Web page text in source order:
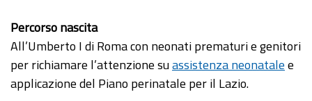
Percorso nascita
All’Umberto I di Roma con neonati prematuri e genitori
per richiamare l’attenzione suassistenza neonatalee
applicazione del Piano perinatale per il Lazio.